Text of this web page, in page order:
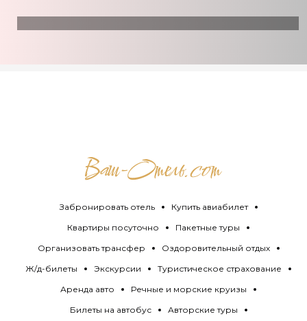
Забронировать отель
Купить авиабилет
Квартиры посуточно
Пакетные туры
Организовать трансфер
Оздоровительный отдых
Ж/д-билеты
Экскурсии
Туристическое страхование
Аренда авто
Речные и морские круизы
Билеты на автобус
Авторские туры